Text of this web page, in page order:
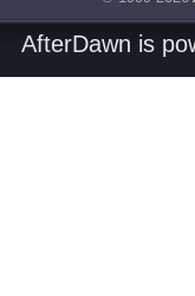
AfterDawn is